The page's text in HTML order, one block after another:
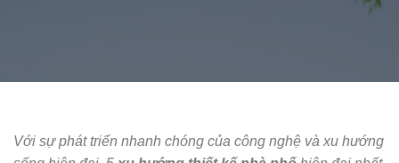
Với sự phát triển nhanh chóng của công nghệ và xu hướng